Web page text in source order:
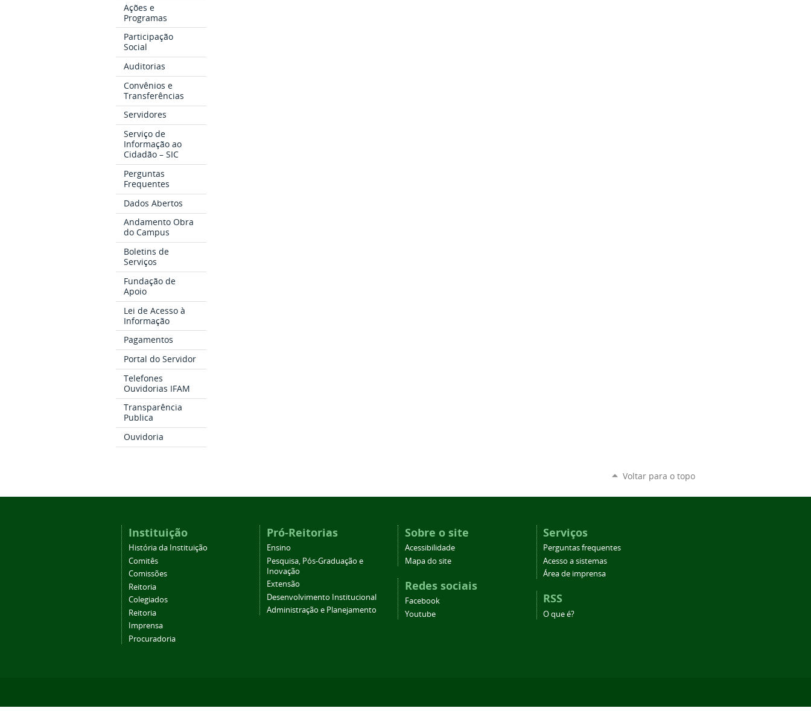
Ações e
Programas
Participação
Social
Auditorias
Convênios e
Transferências
Servidores
Serviço de
Informação ao
Cidadão – SIC
Perguntas
Frequentes
Dados Abertos
Andamento Obra
do Campus
Boletins de
Serviços
Fundação de
Apoio
Lei de Acesso à
Informação
Pagamentos
Portal do Servidor
Telefones
Ouvidorias IFAM
Transparência
Publica
Ouvidoria
Voltar para o topo
Instituição
História da Instituição
Comitês
Comissões
Reitoria
Colegiados
Reitoria
Imprensa
Procuradoria
Pró-Reitorias
Ensino
Pesquisa, Pós-Graduação e
Inovação
Extensão
Desenvolvimento Institucional
Administração e Planejamento
Sobre o site
Acessibilidade
Mapa do site
Redes sociais
Facebook
Youtube
Serviços
Perguntas frequentes
Acesso a sistemas
Área de imprensa
RSS
O que é?